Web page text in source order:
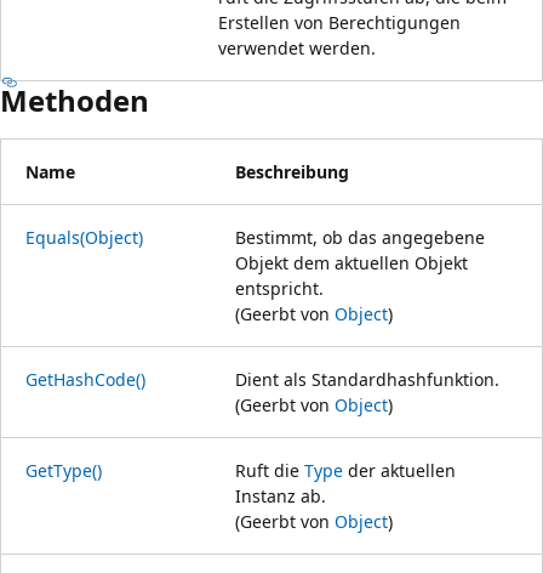
Erstellen von Berechtigungen
verwendet werden.
Methoden
Name Beschreibung
Equals(Object)
Bestimmt, ob das angegebene
Objekt dem aktuellen Objekt
entspricht.
(Geerbt von Object)
GetHashCode()
Dient als Standardhashfunktion.
(Geerbt von Object)
GetType() Ruft die Type der aktuellen
Instanz ab.
(Geerbt von Object)